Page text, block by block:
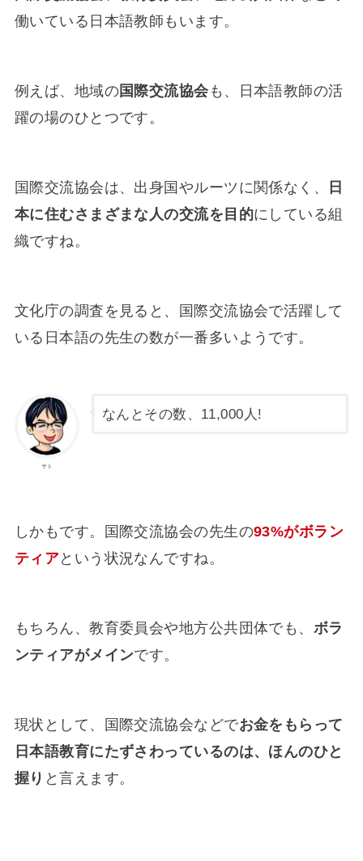
働いている日本語教師もいます。
例えば、地域の国際交流協会 も、日本語教師の活
躍の場のひとつです。
国際交流協会は、出身国やルーツに関係なく、
日
本に住むさまざまな人の交流を目的にしている組
織ですね。
文化庁の調査を見ると、国際交流協会で活躍して
いる日本語の先生の数が一番多いようです。
サト
なんとその数、11,000人!
しかもです。国際交流協会の先生の93%がボラン
ティアという状況なんですね。
もちろん、教育委員会や地方公共団体でも、 ボラ
ンティアがメインです。
現状として、国際交流協会などでお金をもらって
日本語教育にたずさわっているのは、ほんのひと
握り と言えます。